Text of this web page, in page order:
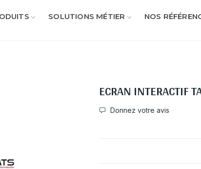
SOLUTIONS MÉTIER NOS
ECRAN INTERACTIF
Donnez votre avis